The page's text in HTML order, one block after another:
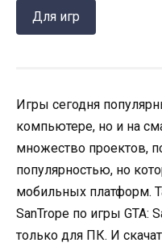
Для игр
Игры сегодня
компьютере, но и на
множество проектов,
популярностью, но
мобильных платформ.
SanTrope по игры GTA:
только для ПК. И